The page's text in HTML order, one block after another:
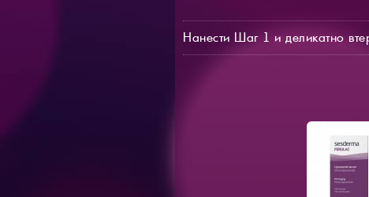
Нанести Шаг 1 и деликатно